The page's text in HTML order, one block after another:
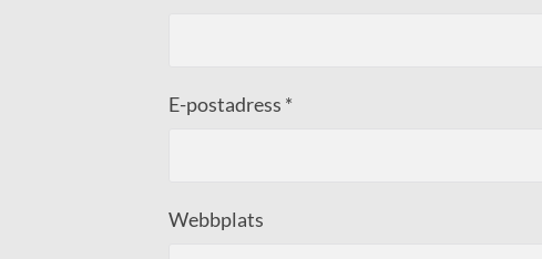
E-postadress *
Webbplats